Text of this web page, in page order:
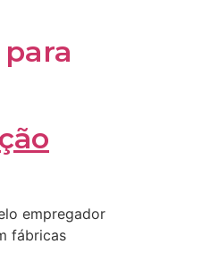
empregador
fábricas